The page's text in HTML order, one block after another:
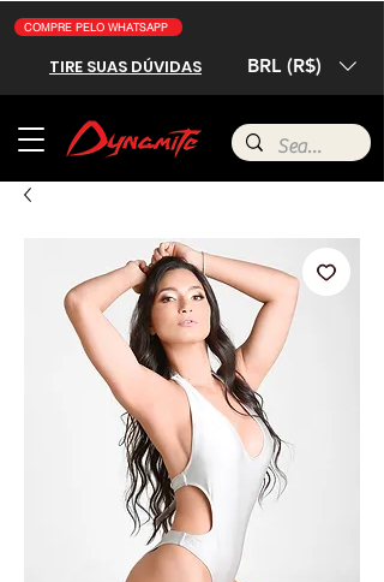
COMPRE PELO WHATSAPP
TIRE SUAS DÚVIDAS BRL (R$)